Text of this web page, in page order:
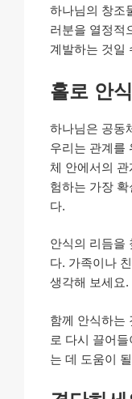
하나님의 창조
러분을 열정적
계발하는 것일
홀로 안
하나님은 공동
우리는 관계를
체 안에서의
험하는 가장
다.
안식의 리듬을
다. 가족이나
생각해 보세요.
함께 안식하는
로 다시 끌어
는 데 도움이